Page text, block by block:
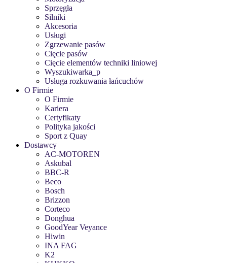
Sprzęgła
Silniki
Akcesoria
Usługi
Zgrzewanie pasów
Cięcie pasów
Cięcie elementów techniki liniowej
Wyszukiwarka_p
Usługa rozkuwania łańcuchów
O Firmie
O Firmie
Kariera
Certyfikaty
Polityka jakości
Sport z Quay
Dostawcy
AC-MOTOREN
Askubal
BBC-R
Beco
Bosch
Brizzon
Corteco
Donghua
GoodYear Veyance
Hiwin
INA FAG
K2